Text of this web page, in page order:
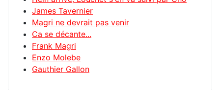
James Tavernier
Magri ne devrait pas venir
Ca se décante...
Frank Magri
Enzo Molebe
Gauthier Gallon